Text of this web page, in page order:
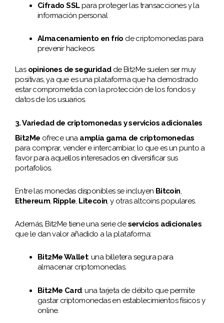
Cifrado SSLpara proteger las transacciones y la
información personal
Almacenamiento en frío de criptomonedas para
prevenir hackeos
Las opiniones de seguridadde Bit2Me suelen ser muy
positivas, ya que es una plataforma que ha demostrado
estar comprometida con la protección de los fondos y
datos de los usuarios.
3. Variedad de criptomonedas y servicios adicionales
Bit2Me ofrece una amplia gama de criptomonedas
para comprar, vender e intercambiar, lo que es un punto a
favor para aquellos interesados en diversificar sus
portafolios.
Entre las monedas disponibles se incluyen Bitcoin,
Ethereum, Ripple, Litecoin, y otras altcoins populares.
Además, Bit2Me tiene una serie deservicios adicionales
que le dan valor añadido a la plataforma:
Bit2Me Wallet: una billetera segura para
almacenar criptomonedas.
Bit2Me Card: una tarjeta de débito que permite
gastar criptomonedas en establecimientos físicos y
online.